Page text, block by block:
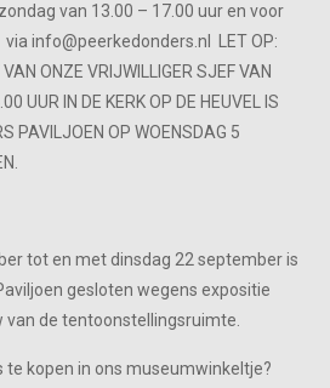
van 13.00 – 17.00 uur en voor
info@peerkedonders.nl LET OP:
ONZE VRIJWILLIGER SJEF VAN
UUR IN DE KERK OP DE HEUVEL IS
PAVILJOEN OP WOENSDAG 5
tot en met dinsdag 22 september is
gesloten wegens expositie
van de tentoonstellingsruimte.
te kopen in ons museumwinkeltje?